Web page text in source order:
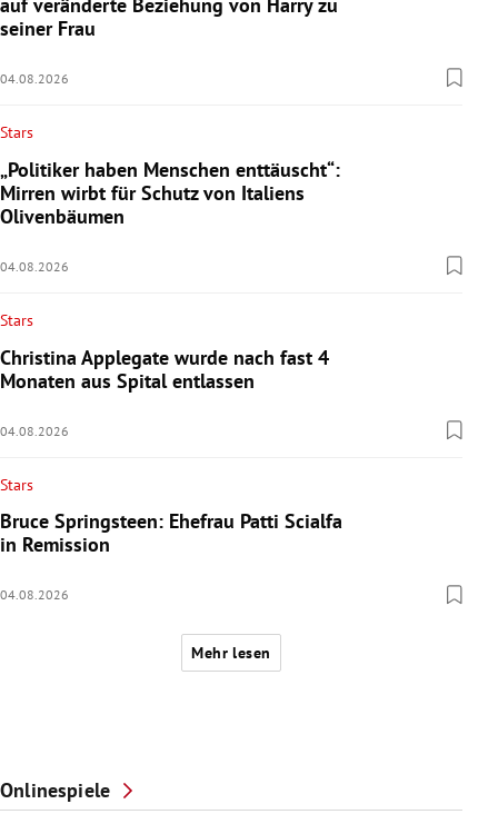
seiner Frau
04.08.2026
Stars
„Politiker haben Menschen enttäuscht“:
Mirren wirbt für Schutz von Italiens
Olivenbäumen
04.08.2026
Stars
Christina Applegate wurde nach fast 4
Monaten aus Spital entlassen
04.08.2026
Stars
Bruce Springsteen: Ehefrau Patti Scialfa
in Remission
04.08.2026
Mehr lesen
Onlinespiele